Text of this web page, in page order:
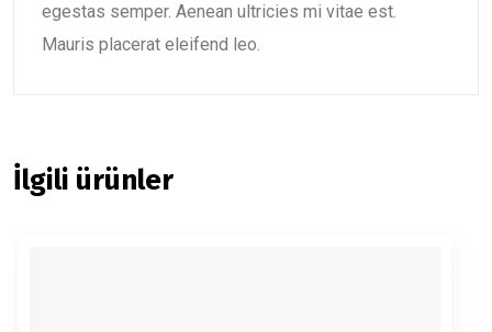
egestas semper. Aenean ultricies mi vitae est.
Mauris placerat eleifend leo.
İlgili ürünler